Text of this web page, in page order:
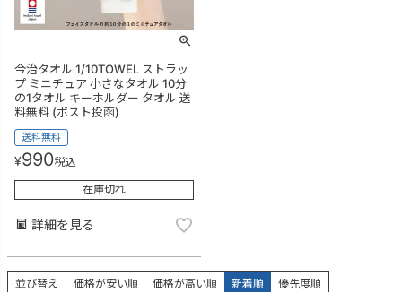
今治タオル 1/10TOWEL ストラッ
プ ミニチュア 小さなタオル 10分
の1タオル キーホルダー タオル 送
料無料 (ポスト投函)
送料無料
¥990税込
在庫切れ
詳細を見る
並び替え 価格が安い順 価格が高い順 新着順 優先度順